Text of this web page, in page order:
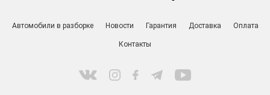
Автомобили в разборке Новости Гарантия Доставка Оплата
Контакты